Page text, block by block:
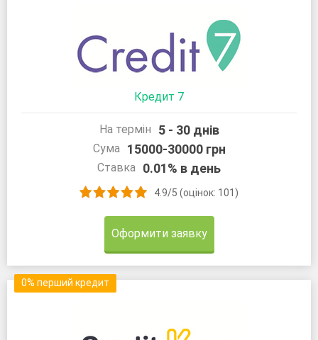
Кредит 7
На термін 5 - 30 днів
Сума 15000-30000 грн
Ставка 0.01% в день
4.9/5 (оцінок: 101)
Оформити заявку
0% перший кредит